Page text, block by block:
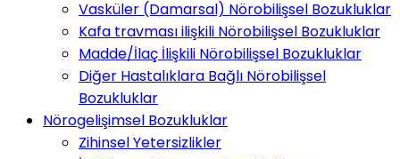
Vasküler (Damarsal) Nörobilişsel Bozukluklar
Kafa travması ilişkili Nörobilişsel Bozukluklar
Madde/İlaç İlişkili Nörobilişsel Bozukluklar
Diğer Hastalıklara Bağlı Nörobilişsel
Bozukluklar
Nörogelişimsel Bozukluklar
Zihinsel Yetersizlikler